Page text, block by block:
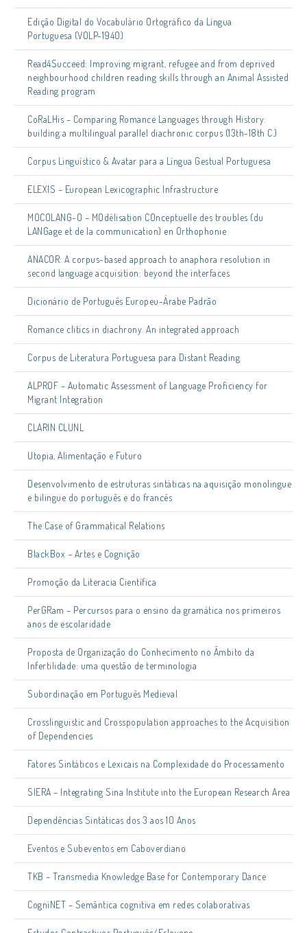
Edição Digital do Vocabulário Ortográfico da Língua
Portuguesa (VOLP-1940)
Read4Succeed: Improving migrant, refugee and from deprived
neighbourhood children reading skills through an Animal Assisted
Reading program
CoRaLHis – Comparing Romance Languages through History:
building a multilingual parallel diachronic corpus (13th-18th C.)
Corpus Linguístico & Avatar para a Língua Gestual Portuguesa
ELEXIS – European Lexicographic Infrastructure
MOCOLANG-O – MOdélisation COnceptuelle des troubles (du
LANGage et de la communication) en Orthophonie
ANACOR: A corpus-based approach to anaphora resolution in
second language acquisition: beyond the interfaces
Dicionário de Português Europeu-Árabe Padrão
Romance clitics in diachrony. An integrated approach
Corpus de Literatura Portuguesa para Distant Reading
ALPROF – Automatic Assessment of Language Proficiency for
Migrant Integration
CLARIN CLUNL
Utopia, Alimentação e Futuro
Desenvolvimento de estruturas sintáticas na aquisição monolingue
e bilingue do português e do francês
The Case of Grammatical Relations
BlackBox – Artes e Cognição
Promoção da Literacia Científica
PerGRam – Percursos para o ensino da gramática nos primeiros
anos de escolaridade
Proposta de Organização do Conhecimento no Âmbito da
Infertilidade: uma questão de terminologia
Subordinação em Português Medieval
Crosslinguistic and Crosspopulation approaches to the Acquisition
of Dependencies
Fatores Sintáticos e Lexicais na Complexidade do Processamento
SIERA – Integrating Sina Institute into the European Research Area
Dependências Sintáticas dos 3 aos 10 Anos
Eventos e Subeventos em Caboverdiano
TKB – Transmedia Knowledge Base for Contemporary Dance
CogniNET – Semântica cognitiva em redes colaborativas